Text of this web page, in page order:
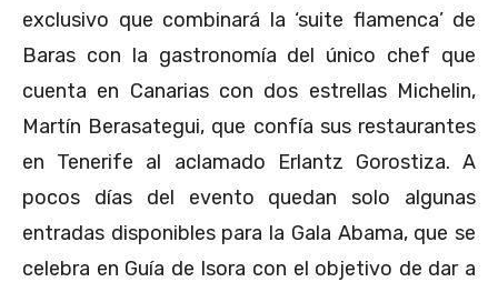
exclusivo que combinará la ‘suite flamenca’ de
Baras con la gastronomía del único chef que
cuenta en Canarias con dos estrellas Michelin,
Martín Berasategui, que confía sus restaurantes
en Tenerife al aclamado Erlantz Gorostiza. A
pocos días del evento quedan solo algunas
entradas disponibles para la Gala Abama, que se
celebra en Guía de Isora con el objetivo de dar a